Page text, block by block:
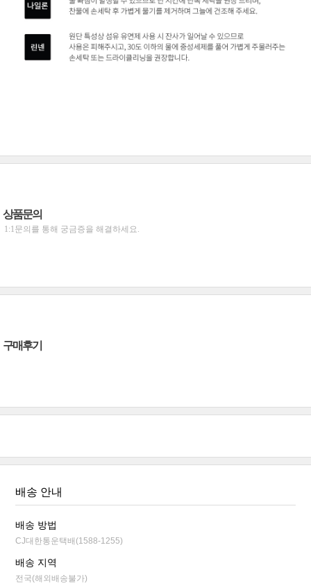
상품문의
1:1문의를 통해 궁금증을 해결하세요.
구매후기
배송 안내
배송 방법
CJ대한통운택배(1588-1255)
배송 지역
전국(해외배송불가)